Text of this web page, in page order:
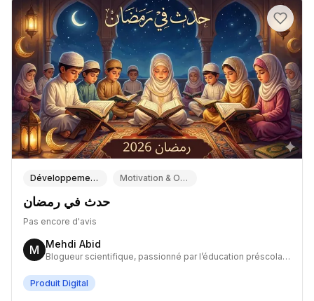
Développement Personnel & Bien-être Motivation & Objectifs de vie
حدث في رمضان
Pas encore d'avis
M Mehdi Abid
Blogueur scientifique, passionné par l’éducation préscolaire et le développement de micro-projets partant de zéro.
Produit Digital